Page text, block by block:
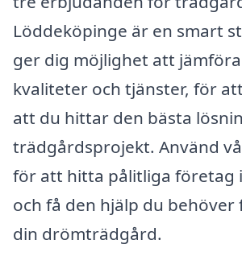
Löddeköpinge är en smart
ger dig möjlighet att
kvaliteter och tjänster, för
att du hittar den bästa
trädgårdsprojekt. Använd
för att hitta pålitliga företag
och få den hjälp du behöver
din drömträdgård.